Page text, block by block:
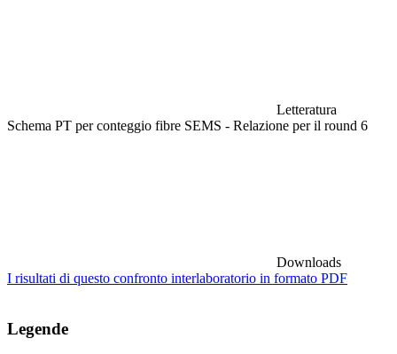
Letteratura
Schema PT per conteggio fibre SEMS - Relazione per il round 6
Downloads
I risultati di questo confronto interlaboratorio in formato PDF
Legende